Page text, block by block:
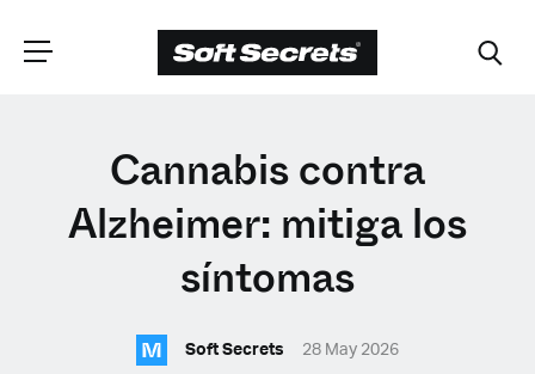
ELIGE TU
UBICACIÓN
English (United Kingdom)
Cannabis contra
Alzheimer: mitiga los
síntomas
M Soft Secrets 28 May 2026